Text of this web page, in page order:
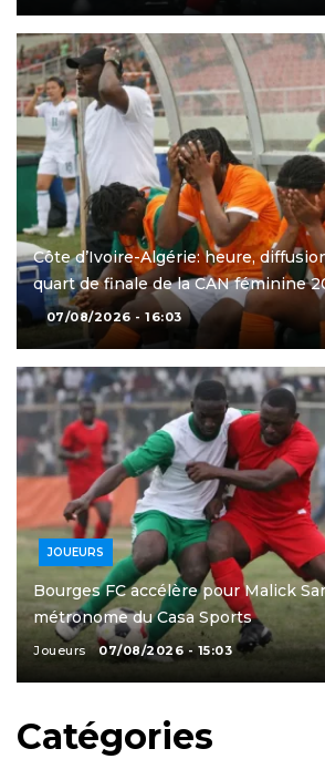
Côte d’Ivoire-Algérie: heure,
quart de finale de la CAN féminine
07/08/2026 - 16:03
JOUEURS
Bourges FC accélère pour Malick
métronome du Casa Sports
Joueurs 07/08/2026 - 15:03
Catégories